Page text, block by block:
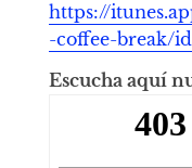
https://
-coffee-break/
Escucha aquí